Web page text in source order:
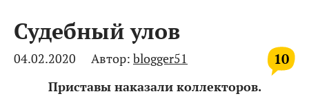
Судебный улов
10
04.02.2020 Автор: blogger51
Приставы наказали коллекторов.